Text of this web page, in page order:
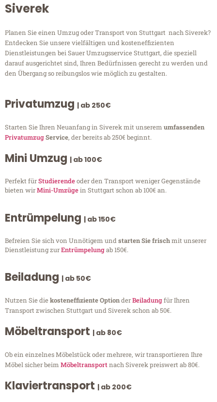
Siverek
Planen Sie einen Umzug oder Transport von Stuttgart nach Siverek?
Entdecken Sie unsere vielfältigen und kosteneffizienten
Dienstleistungen bei Sauer Umzugsservice Stuttgart, die speziell
darauf ausgerichtet sind, Ihren Bedürfnissen gerecht zu werden und
den Übergang so reibungslos wie möglich zu gestalten.
Privatumzug | ab 250€
Starten Sie Ihren Neuanfang in Siverek mit unserem umfassenden
PrivatumzugService, der bereits ab 250€ beginnt.
Mini Umzug | ab 100€
Perfekt fürStudierendeoder den Transport weniger Gegenstände
bieten wirMini-Umzügein Stuttgart schon ab 100€ an.
Entrümpelung | ab 150€
Befreien Sie sich von Unnötigem undstarten Sie frischmit unserer
Dienstleistung zurEntrümpelungab 150€.
Beiladung | ab 50€
Nutzen Sie diekosteneffiziente OptionderBeiladungfür Ihren
Transport zwischen Stuttgart und Siverek schon ab 50€.
Möbeltransport | ab 80€
Ob ein einzelnes Möbelstück oder mehrere, wir transportieren Ihre
Möbel sicher beim Möbeltransportnach Siverek preiswert ab 80€.
Klaviertransport | ab 200€